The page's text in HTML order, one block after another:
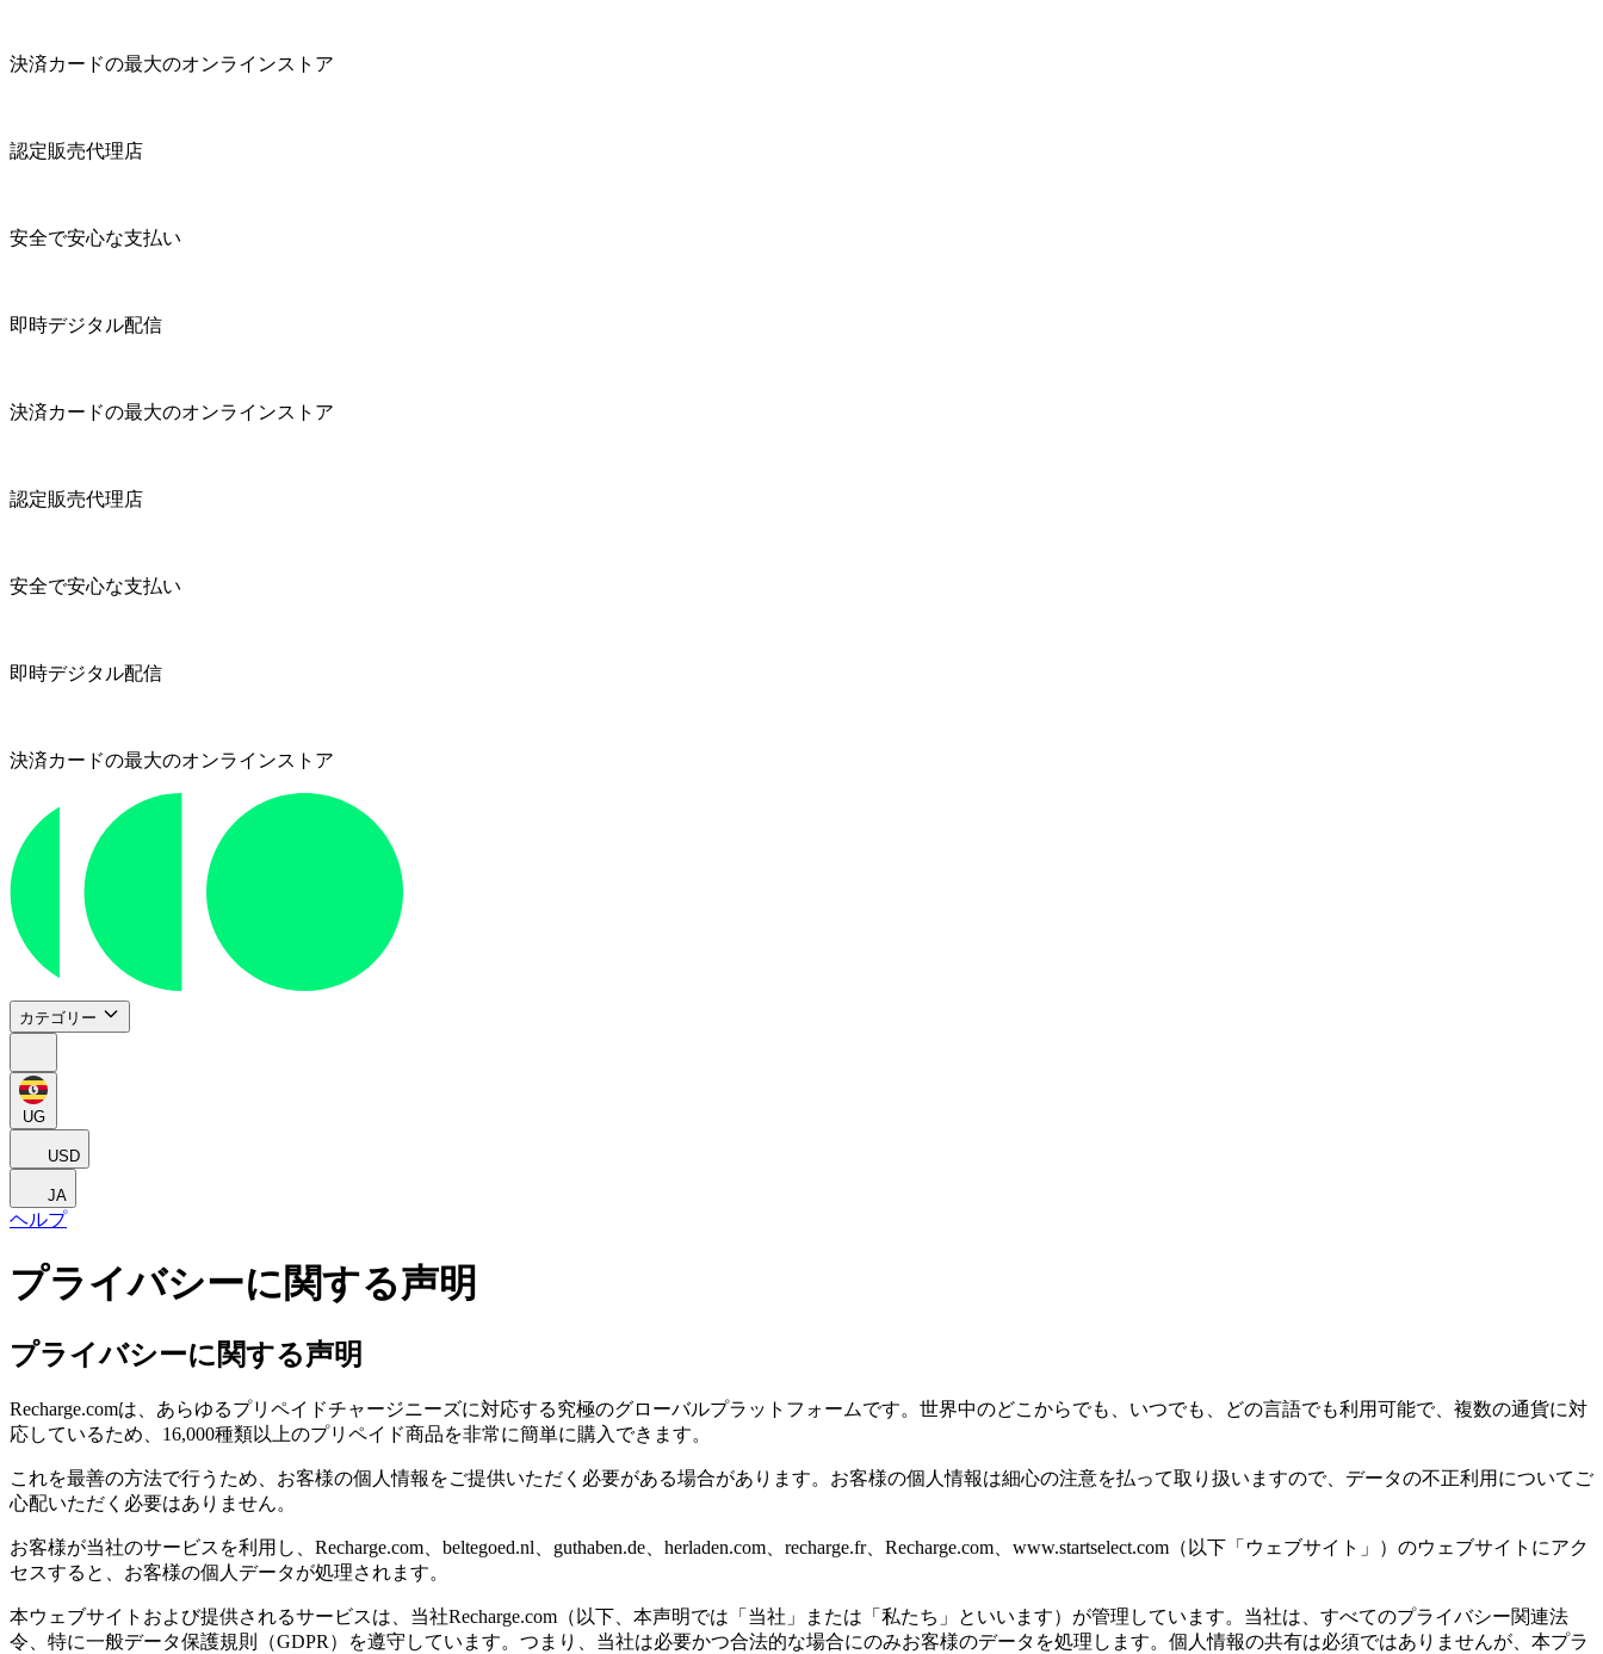
決済カードの最大のオンラインストア
認定販売代理店
安全で安心な支払い
即時デジタル配信
決済カードの最大のオンラインストア
認定販売代理店
安全で安心な支払い
即時デジタル配信
決済カードの最大のオンラインストア
カテゴリー
UG
USD
JA
ヘルプ
プライバシーに関する声明
プライバシーに関する声明
Recharge.comは、あらゆるプリペイドチャージニーズに対応する究極のグローバルプラットフォームです。世界中のどこからでも、いつでも、どの言語でも利用可能で、複数の通貨に対
応しているため、16,000種類以上のプリペイド商品を非常に簡単に購入できます。
これを最善の方法で行うため、お客様の個人情報をご提供いただく必要がある場合があります。お客様の個人情報は細心の注意を払って取り扱いますので、データの不正利用についてご
心配いただく必要はありません。
お客様が当社のサービスを利用し、Recharge.com、beltegoed.nl、guthaben.de、herladen.com、recharge.fr、Recharge.com、www.startselect.com（以下「ウェブサイト」）のウェブサイトにアク
セスすると、お客様の個人データが処理されます。
本ウェブサイトおよび提供されるサービスは、当社Recharge.com（以下、本声明では「当社」または「私たち」といいます）が管理しています。当社は、すべてのプライバシー関連法
令、特に一般データ保護規則（GDPR）を遵守しています。つまり、当社は必要かつ合法的な場合にのみお客様のデータを処理します。個人情報の共有は必須ではありませんが、本プラ